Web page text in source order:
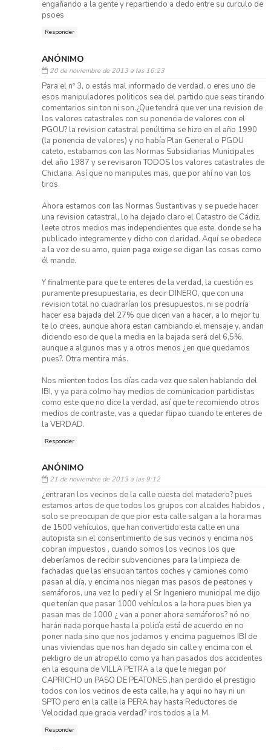
engañando a la gente y repartiendo a dedo entre su curculo de
psoes
Responder
ANÓNIMO
20 de noviembre de 2013 a las 16:23
Para el nº 3, o estás mal informado de verdad, o eres uno de
esos manipuladores politicos sea del partido que seas tirando
comentarios sin ton ni son.¿Que tendrá que ver una revision de
los valores catastrales con su ponencia de valores con el
PGOU? la revision catastral penúltima se hizo en el año 1990
(la ponencia de valores) y no había Plan General o PGOU
cateto, estabamos con las Normas Subsidiarias Municipales
del año 1987 y se revisaron TODOS los valores catastrales de
Chiclana. Así que no manipules mas, que por ahí no van los
tiros.
Ahora estamos con las Normas Sustantivas y se puede hacer
una revision catastral, lo ha dejado claro el Catastro de Cádiz,
leete otros medios mas independientes que este, donde se ha
publicado integramente y dicho con claridad. Aquí se obedece
a la voz de su amo, quien paga exige se digan las cosas como
él mande.
Y finalmente para que te enteres de la verdad, la cuestión es
puramente presupuestaria, es decir DINERO, que con una
revision total no cuadrarían los presupuestos, ni se podría
hacer esa bajada del 27% que dicen van a hacer, a lo mejor tu
te lo crees, aunque ahora estan cambiando el mensaje y, andan
diciendo eso de que la media en la bajada será del 6,5%,
aunque a algunos mas y a otros menos ¿en que quedamos
pues?. Otra mentira más.
Nos mienten todos los días cada vez que salen hablando del
IBI, y ya para colmo hay medios de comunicacion partidistas
como este que no dice la verdad, así que te recomiendo otros
medios de contraste, vas a quedar flipao cuando te enteres de
la VERDAD.
Responder
ANÓNIMO
21 de noviembre de 2013 a las 9:12
¿entraran los vecinos de la calle cuesta del matadero? pues
estamos artos de que todos los grupos con alcaldes habidos ,
solo se preocupan de que pior esta calle salgan a la hora mas
de 1500 vehículos, que han convertido esta calle en una
autopista sin el consentimiento de sus vecinos y encima nos
cobran impuestos , cuando somos los vecinos los que
deberíamos de recibir subvenciones para la limpieza de
fachadas que las ensucian tantos coches y camiones como
pasan al día, y encima nos niegan mas pasos de peatones y
semáforos, una vez lo pedí y el Sr Ingeniero municipal me dijo
que tenían que pasar 1000 vehículos a la hora pues bien ya
pasan mas de 1000 ¿ van a poner ahora semáforos? nó no
harán nada porque hasta la policía está de acuerdo en no
poner nada sino que nos jodamos y encima paguemos IBI de
unas viviendas que nos han dejado sin calle y encima con el
pekligro de un atropello como ya han pasados dos accidentes
en la esquina de VILLA PETRA a la que le niegan por
CAPRICHO un PASO DE PEATONES ,han perdido el prestigio
todos con los vecinos de esta calle, ha y aqui no hay ni un
SPTO pero en la calle la PERA hay hasta Reductores de
Velocidad que gracia verdad? iros todos a la M.
Responder